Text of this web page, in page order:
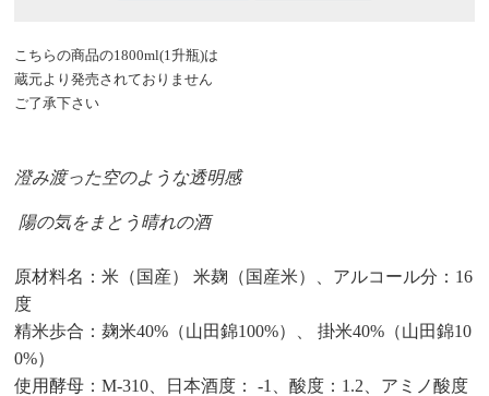
こちらの商品の1800ml(1升瓶)は
蔵元より発売されておりません
ご了承下さい
澄み渡った空のような透明感
陽の気をまとう晴れの酒
原材料名：米（国産） 米麹（国産米）、アルコール分：16
度
精米歩合：麹米40%（山田錦100%）、 掛米40%（山田錦10
0%）
使用酵母：M-310、日本酒度： -1、酸度：1.2、アミノ酸度